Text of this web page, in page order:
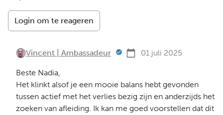
Login om te reageren
Vincent | Ambassadeur 01 juli 2025
Beste Nadia,
Het klinkt alsof je een mooie balans hebt gevonden
tussen actief met het verlies bezig zijn en anderzijds het
zoeken van afleiding. Ik kan me goed voorstellen dat dit